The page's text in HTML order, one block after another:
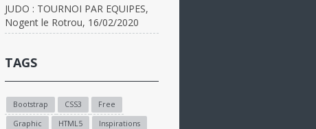
JUDO : TOURNOI PAR EQUIPES,
Nogent le Rotrou, 16/02/2020
TAGS
Bootstrap CSS3
Free
Graphic
HTML5
Inspirations